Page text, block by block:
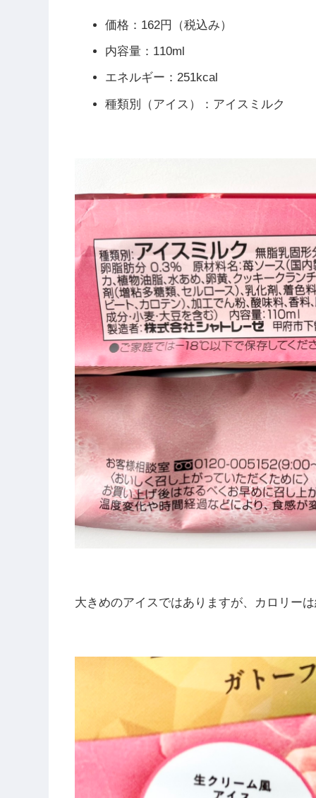
価格：162円（税込み）
内容量：110ml
エネルギー：251kcal
種類別（アイス）：アイスミルク
大きめのアイスではありますが、カロリー